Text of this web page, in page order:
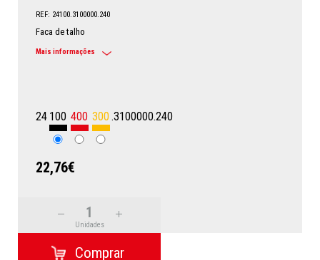
REF: 24100.3100000.240
Faca de talho
Mais informações
24 100 400 300 .3100000.240
22,76€
Unidades